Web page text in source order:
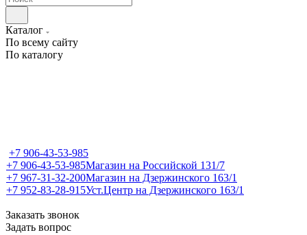
Каталог
По всему сайту
По каталогу
+7 906-43-53-985
+7 906-43-53-985Магазин на Российской 131/7
+7 967-31-32-200Магазин на Дзержинского 163/1
+7 952-83-28-915Уст.Центр на Дзержинского 163/1
Заказать звонок
Задать вопрос